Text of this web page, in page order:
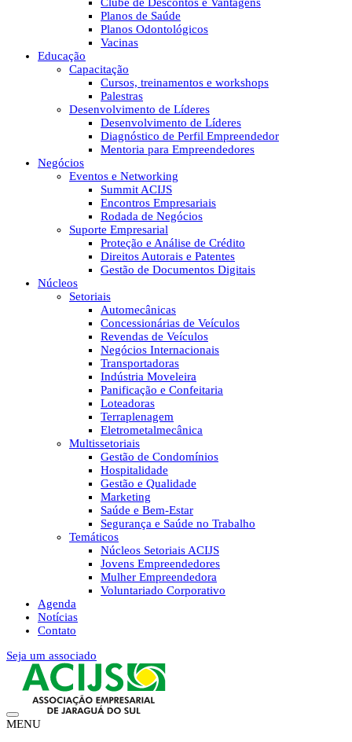
Planos de Saúde
Planos Odontológicos
Vacinas
Educação
Capacitação
Cursos, treinamentos e workshops
Palestras
Desenvolvimento de Líderes
Desenvolvimento de Líderes
Diagnóstico de Perfil Empreendedor
Mentoria para Empreendedores
Negócios
Eventos e Networking
Summit ACIJS
Encontros Empresariais
Rodada de Negócios
Suporte Empresarial
Proteção e Análise de Crédito
Direitos Autorais e Patentes
Gestão de Documentos Digitais
Núcleos
Setoriais
Automecânicas
Concessionárias de Veículos
Revendas de Veículos
Negócios Internacionais
Transportadoras
Indústria Moveleira
Panificação e Confeitaria
Loteadoras
Terraplenagem
Eletrometalmecânica
Multissetoriais
Gestão de Condomínios
Hospitalidade
Gestão e Qualidade
Marketing
Saúde e Bem-Estar
Segurança e Saúde no Trabalho
Temáticos
Núcleos Setoriais ACIJS
Jovens Empreendedores
Mulher Empreendedora
Voluntariado Corporativo
Agenda
Notícias
Contato
Seja um associado
MENU